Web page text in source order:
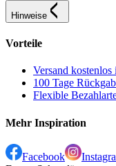
Hinweise
Vorteile
Versand
100 Tage
Flexible
Mehr Inspiration
Facebook